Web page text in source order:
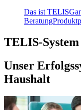
Das ist TELIS
Beratung
TELIS-System
Unser
Haushalt